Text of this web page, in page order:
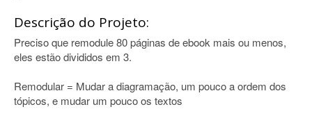
Descrição do Projeto:
Preciso que remodule 80 páginas de ebook mais ou menos,
eles estão divididos em 3.
Remodular = Mudar a diagramação, um pouco a ordem dos
tópicos, e mudar um pouco os textos